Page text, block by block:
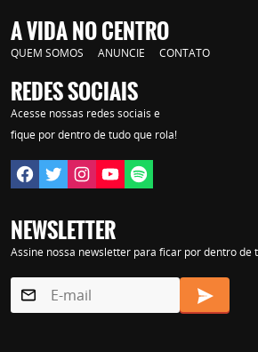
A VIDA NO CENTRO
QUEM SOMOS ANUNCIE CONTATO
REDES SOCIAIS
Acesse nossas redes sociais e
fique por dentro de tudo que rola!
NEWSLETTER
Assine nossa newsletter para ficar por dentro de